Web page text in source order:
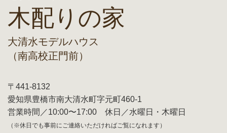
木配りの家
大清水モデルハウス
（南高校正門前）
〒441-8132
愛知県豊橋市南大清水町字元町460-1
営業時間／10:00〜17:00 休日／水曜日・木曜日
（※休日でも事前にご連絡いただければご覧になれます）